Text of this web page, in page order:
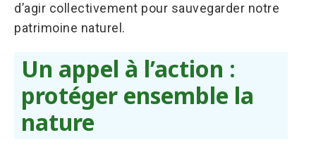
d’agir collectivement pour sauvegarder notre
patrimoine naturel.
Un appel à l’action :
protéger ensemble la
nature